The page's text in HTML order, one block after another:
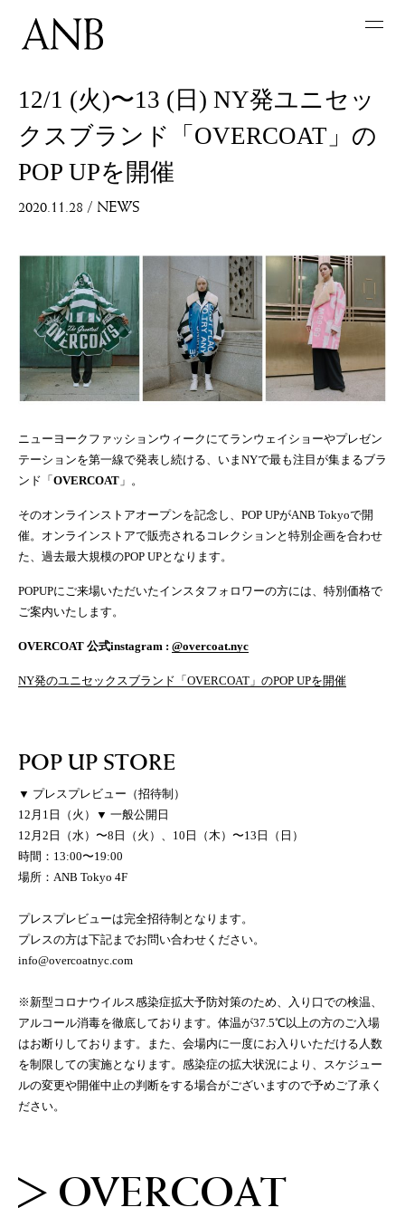
ANB Tokyo
EVENTS
NEWS
PROJECTS
ANB Tokyo
EVENTS
NEWS
PROJECTS
12/1 (火)〜13 (日) NY発ユニセッ
クスブランド「OVERCOAT」の
POP UPを開催
2020.11.28 / NEWS
ニューヨークファッションウィークにてランウェイショーやプレゼン
テーションを第一線で発表し続ける、いまNYで最も注目が集まるブラ
ンド「 OVERCOAT 」。
そのオンラインストアオープンを記念し、POP UPがANB Tokyoで開
催。オンラインストアで販売されるコレクションと特別企画を合わせ
た、過去最大規模のPOP UPとなります。
POPUPにご来場いただいたインスタフォロワーの方には、特別価格で
ご案内いたします。
OVERCOAT 公式instagram : @overcoat.nyc
NY発のユニセックスブランド「OVERCOAT」のPOP UPを開催
POP UP STORE
▼ プレスプレビュー（招待制）
12月1日（火）▼ 一般公開日
12月2日（水）〜8日（火）、10日（木）〜13日（日）
時間：13:00〜19:00
場所：ANB Tokyo 4F
プレスプレビューは完全招待制となります。
プレスの方は下記までお問い合わせください。
info@overcoatnyc.com
※新型コロナウイルス感染症拡大予防対策のため、入り口での検温、
アルコール消毒を徹底しております。体温が37.5℃以上の方のご入場
はお断りしております。また、会場内に一度にお入りいただける人数
を制限しての実施となります。感染症の拡大状況により、スケジュー
ルの変更や開催中止の判断をする場合がございますので予めご了承く
ださい。
OVERCOAT